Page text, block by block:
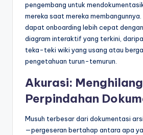
pengembang untuk
mereka saat mereka
dapat onboarding lebih cepat
diagram interaktif yang terkini,
teka-teki wiki yang usang atau
pengetahuan turun-temurun.
Akurasi:
Perpindahan
Musuh terbesar dari dokumentasi
—pergeseran bertahap antara apa